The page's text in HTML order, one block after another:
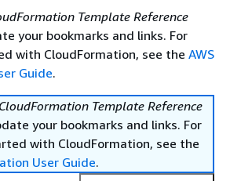
Template Reference
your bookmarks and links. For
with CloudFormation, see the AWS
Guide.
CloudFormation Template Reference
your bookmarks and links. For
with CloudFormation, see the
User Guide.